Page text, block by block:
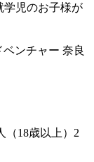
学児のお子様が
ンチャー 奈良
（18歳以上）2